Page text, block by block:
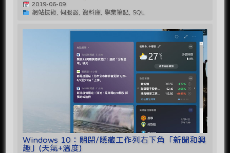
2019-06-09
網站技術, 伺服器, 資料庫, 學業筆記, SQL
Windows 10：關閉/隱藏工作列右下角「新聞和興
趣」(天氣+溫度)